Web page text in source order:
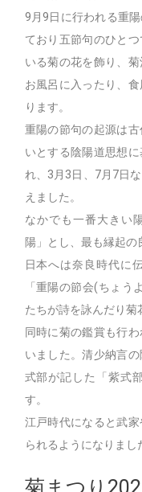
9月9日に行われる重
ており五節句のひと
いる菊の花を飾り、
お風呂に入ったり、
ります。
重陽の節句の起源は
いとする陰陽道思想
れ、3月3日、7月7日
えました。
なかでも一番大きい
陽」とし、最も縁起の
日本へは奈良時代に
「重陽の節会(ちょう
たちが詩を詠んだり菊
同時に菊の鑑賞も行
いました。清少納言
式部が記した「紫式
す。
江戸時代になると武
られるようになりまし